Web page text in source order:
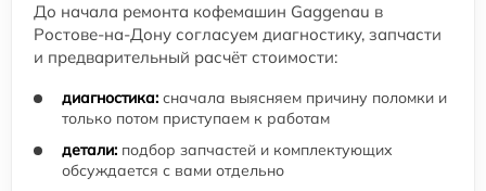
До начала ремонта кофемашин Gaggenau в
Ростове-на-Дону согласуем диагностику, запчасти
и предварительный расчёт стоимости:
диагностика: сначала выясняем причину поломки и
только потом приступаем к работам
детали: подбор запчастей и комплектующих
обсуждается с вами отдельно